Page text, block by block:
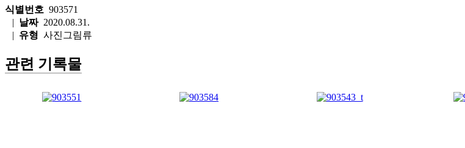
식별번호 903571
| 날짜2020.08.31.
| 유형 사진그림류
관련 기록물